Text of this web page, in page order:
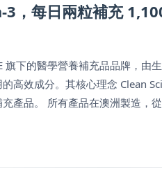
，每日兩粒補充
旗下的醫學營養補充品品牌，
高效成分。其核心理念 Clean
產品。 所有產品在澳洲製造，